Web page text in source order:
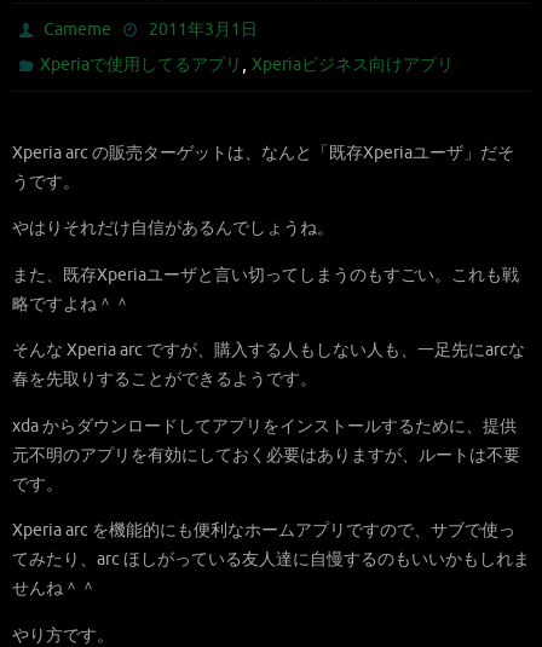
Cameme
2011年3月1日
Xperiaで使用してるアプリ ,Xperiaビジネス向けアプリ
Xperia arc の販売ターゲットは、なんと「既存Xperiaユーザ」だそ
うです。
やはりそれだけ自信があるんでしょうね。
また、既存Xperiaユーザと言い切ってしまうのもすごい。これも戦
略ですよね＾＾
そんな Xperia arc ですが、購入する人もしない人も、一足先にarcな
春を先取りすることができるようです。
xda からダウンロードしてアプリをインストールするために、提供
元不明のアプリを有効にしておく必要はありますが、ルートは不要
です。
Xperia arc を機能的にも便利なホームアプリですので、サブで使っ
てみたり、arc ほしがっている友人達に自慢するのもいいかもしれま
せんね＾＾
やり方です。